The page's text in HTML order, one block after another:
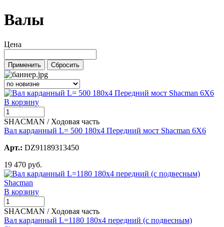
Валы
Цена
В корзину
SHACMAN / Ходовая часть
Вал карданный L= 500 180х4 Передний мост Shacman 6X6
Арт.: DZ91189313450
19 470 руб.
В корзину
SHACMAN / Ходовая часть
Вал карданный L=1180 180x4 передний (с подвесным)